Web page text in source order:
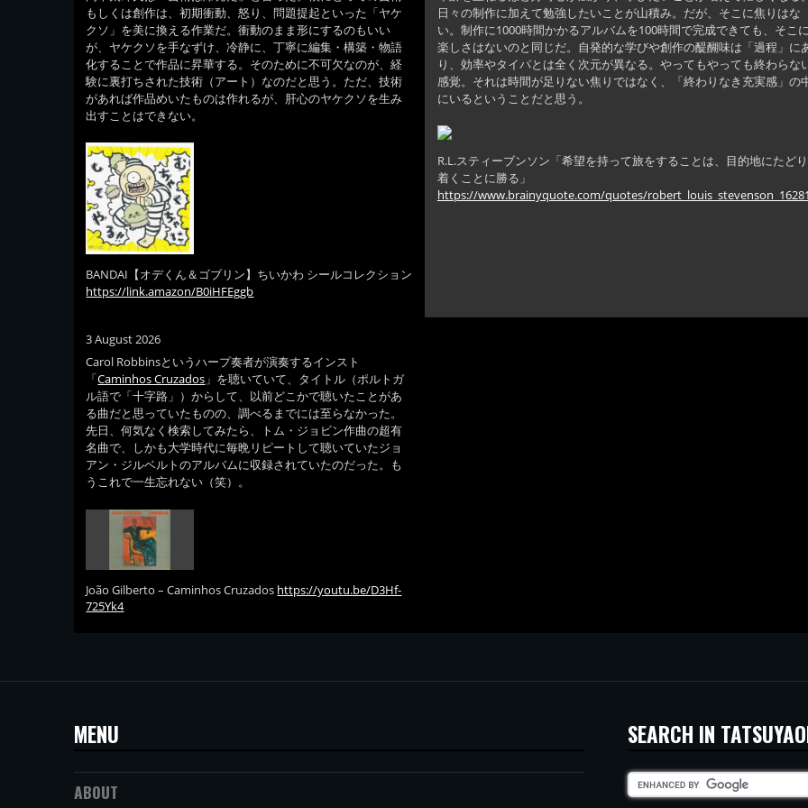
もしくは創作は、初期衝動、怒り、問題提起といった「ヤケ
クソ」を美に換える作業だ。衝動のまま形にするのもいい
が、ヤケクソを手なずけ、冷静に、丁寧に編集・構築・物語
化することで作品に昇華する。そのために不可欠なのが、経
験に裏打ちされた技術（アート）なのだと思う。ただ、技術
があれば作品めいたものは作れるが、肝心のヤケクソを生み
出すことはできない。
BANDAI【オデくん＆ゴブリン】ちいかわ シールコレクション
https://link.amazon/B0iHFEggb
日々の制作に加えて勉強したいことが山積み。だが、そこに焦りはな
い。制作に1000時間かかるアルバムを100時間で完成できても、そこに
楽しさはないのと同じだ。自発的な学びや創作の醍醐味は「過程」に
り、効率やタイパとは全く次元が異なる。やってもやっても終わらな
感覚。それは時間が足りない焦りではなく、「終わりなき充実感」の
にいるということだと思う。
R.L.スティーブンソン「希望を持って旅をすることは、目的地にたどり
着くことに勝る」
https://www.brainyquote.com/quotes/
3 August 2026
Carol Robbinsというハープ奏者が演奏するインスト
「Caminhos Cruzados 」を聴いていて、タイトル（ポルトガ
ル語で「十字路」）からして、以前どこかで聴いたことがあ
る曲だと思っていたものの、調べるまでには至らなかった。
先日、何気なく検索してみたら、トム・ジョビン作曲の超有
名曲で、しかも大学時代に毎晩リピートして聴いていたジョ
アン・ジルベルトのアルバムに収録されていたのだった。も
うこれで一生忘れない（笑）。
João Gilberto – Caminhos Cruzados https://youtu.be/D3Hf-
725Yk4
MENU
ABOUT
SEARCH IN